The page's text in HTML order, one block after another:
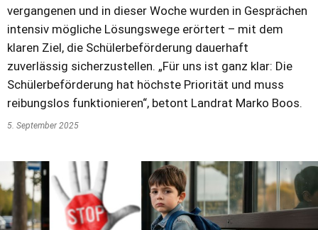
vergangenen und in dieser Woche wurden in Gesprächen
intensiv mögliche Lösungswege erörtert – mit dem
klaren Ziel, die Schülerbeförderung dauerhaft
zuverlässig sicherzustellen. „Für uns ist ganz klar: Die
Schülerbeförderung hat höchste Priorität und muss
reibungslos funktionieren“, betont Landrat Marko Boos.
5. September 2025